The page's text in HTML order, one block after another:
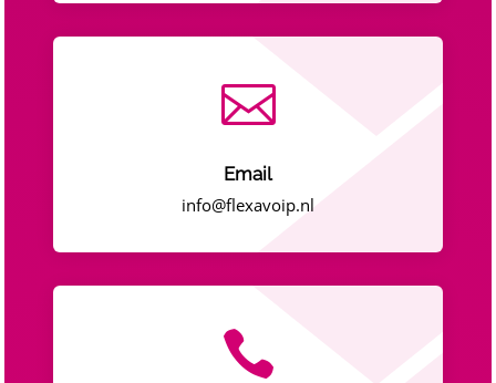

Email
info@flexavoip.nl
